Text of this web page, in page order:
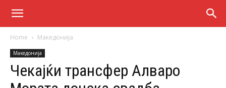
Home Македонија
Македонија
Чекајќи трансфер Алваро